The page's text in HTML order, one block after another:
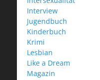
Interview
Jugendbuch
Kinderbuch
Krimi
Lesbian
Like a Dream
Magazin